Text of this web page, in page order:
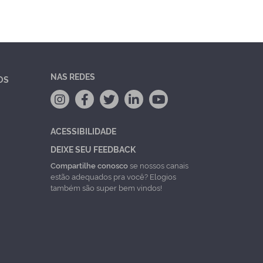
NAS REDES
ACESSIBILIDADE
DEIXE SEU FEEDBACK
Compartilhe conoscose nossos canais
estão adequados pra você? Elogios
também são super bem vindos!